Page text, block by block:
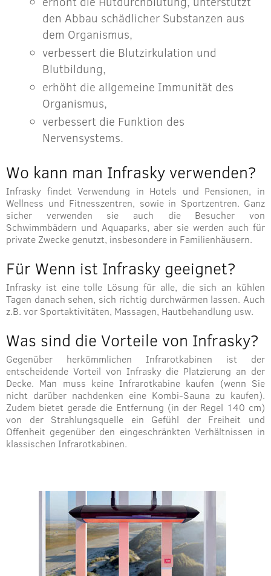
den Abbau schädlicher Substanzen aus
dem Organismus,
verbessert die Blutzirkulation und
Blutbildung,
erhöht die allgemeine Immunität des
Organismus,
verbessert die Funktion des
Nervensystems.
Wo kann man Infrasky verwenden?
Infrasky findet Verwendung in Hotels und Pensionen, in
Wellness und Fitnesszentren, sowie in Sportzentren. Ganz
sicher verwenden sie auch die Besucher von
Schwimmbädern und Aquaparks, aber sie werden auch für
private Zwecke genutzt, insbesondere in Familienhäusern.
Für Wenn ist Infrasky geeignet?
Infrasky ist eine tolle Lösung für alle, die sich an kühlen
Tagen danach sehen, sich richtig durchwärmen lassen. Auch
z.B. vor Sportaktivitäten, Massagen, Hautbehandlung usw.
Was sind die Vorteile von Infrasky?
Gegenüber herkömmlichen Infrarotkabinen ist der
entscheidende Vorteil von Infrasky die Platzierung an der
Decke. Man muss keine Infrarotkabine kaufen (wenn Sie
nicht darüber nachdenken eine Kombi-Sauna zu kaufen).
Zudem bietet gerade die Entfernung (in der Regel 140 cm)
von der Strahlungsquelle ein Gefühl der Freiheit und
Offenheit gegenüber den eingeschränkten Verhältnissen in
klassischen Infrarotkabinen.